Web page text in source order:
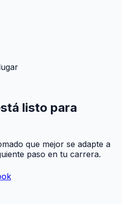
listo para
que mejor se adapte a
paso en tu carrera.